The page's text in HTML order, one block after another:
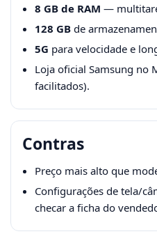
8 GB de RAM —
128 GB de
5G para velocidade e
Loja oficial Samsung no
facilitados).
Contras
Preço mais alto que
Configurações de tela/
checar a ficha do